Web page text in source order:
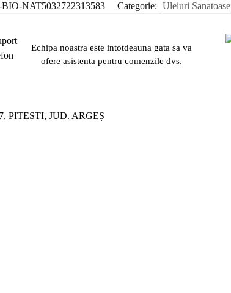
NAT5032722313583 Categorie: Uleiuri Sanatoase
Echipa noastra este intotdeauna gata sa va
ofere asistenta pentru comenzile dvs.
PITEȘTI, JUD. ARGEȘ